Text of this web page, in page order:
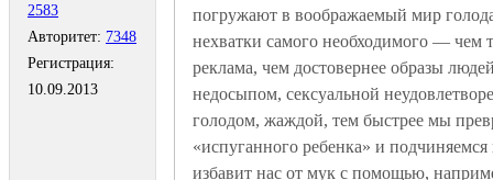
2583
Авторитет: 7348
Регистрация:
10.09.2013
погружают в воображаемый мир
нехватки самого необходимого — чем
реклама, чем достовернее образы
недосыпом, сексуальной
голодом, жаждой, тем быстрее мы
«испуганного ребенка» и подчиняемся
избавит нас от мук с помощью,